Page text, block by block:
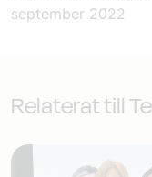
september 2022
Relaterat till